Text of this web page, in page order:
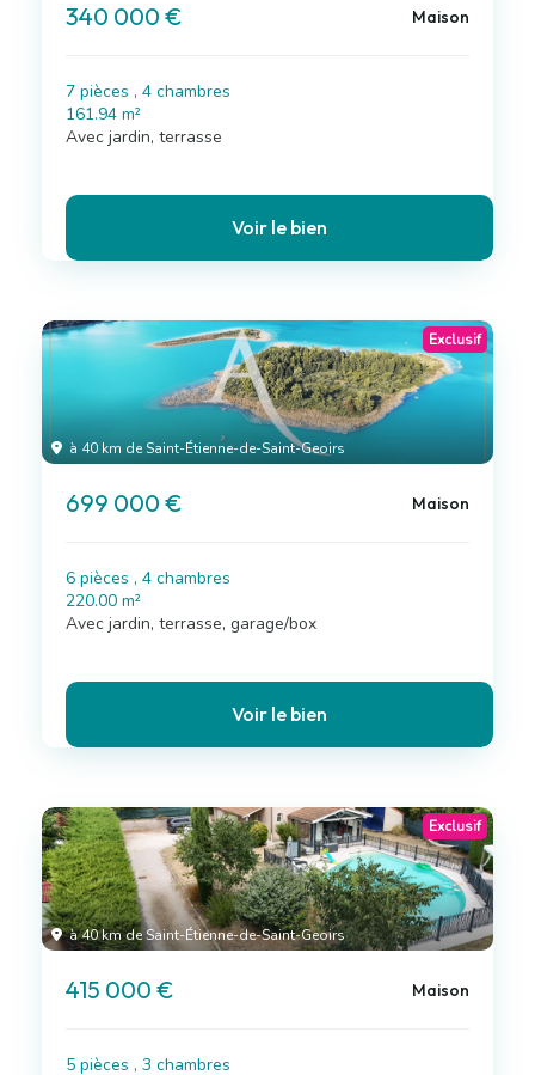
340 000 € Maison
7 pièces , 4 chambres
161.94 m²
Avec jardin, terrasse
Voir le bien
à 40 km de Saint-Étienne-de-Saint-Geoirs
Exclusif
699 000 € Maison
6 pièces , 4 chambres
220.00 m²
Avec jardin, terrasse, garage/box
Voir le bien
à 40 km de Saint-Étienne-de-Saint-Geoirs
Exclusif
415 000 € Maison
5 pièces , 3 chambres